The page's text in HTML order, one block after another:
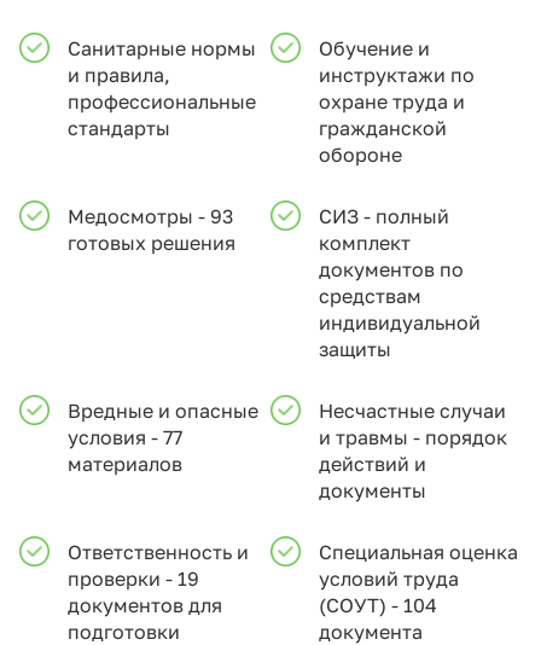
Санитарные нормы
и правила,
профессиональные
стандарты
Обучение и
инструктажи по
охране труда и
гражданской
обороне
Медосмотры - 93
готовых решения
СИЗ - полный
комплект
документов по
средствам
индивидуальной
защиты
Вредные и опасные
условия - 77
материалов
Несчастные случаи
и травмы - порядок
действий и
документы
Ответственность и
проверки - 19
документов для
подготовки
Специальная оценка
условий труда
(СОУТ) - 104
документа